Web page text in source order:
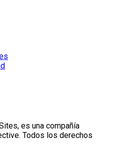
es una compañía
Todos los derechos